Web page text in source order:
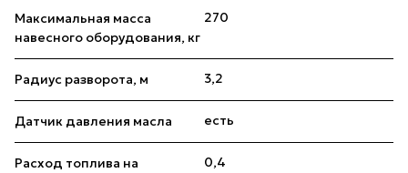
Максимальная масса
навесного оборудования, кг
270
Радиус разворота, м 3,2
Датчик давления масла есть
Расход топлива на
0,4